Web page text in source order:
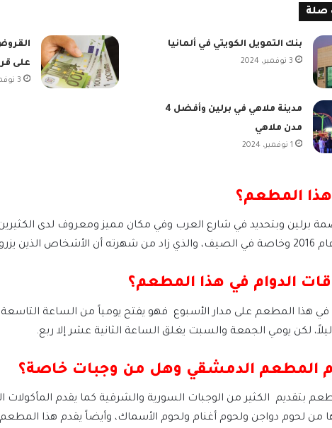
صلة
بنك التمويل الكويتي في ألمانيا
3 نوفمبر، 2024
على
3 نوفمبر، 2024
مدينة ملاهي في برلين وأفضل 4
مدن ملاهي
1 نوفمبر، 2024
المطعم؟
مذاق الأطعمة.
الدوام في هذا المطعم؟
في هذا المطعم على مدار الأسبوع فهو يفتح يومياً من الساعة
لكن يومي الجمعة والسبت يغلق الساعة الثانية عشر إلا ربع.
المطعم الدمشقي وهل من وجبات خاصة؟
بتقديم الكثير من الوجبات السورية والشرقية كما يقدم
من لحوم دواجن ولحوم أغنام ولحوم الأسماك، وأيضاً يقدم هذا